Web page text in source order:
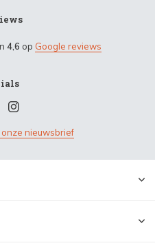
4,6 op Google reviews
nieuwsbrief